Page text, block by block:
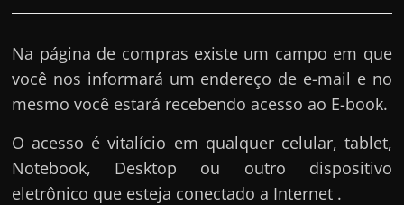
Na página de compras existe um campo em que
você nos informará um endereço de e-mail e no
mesmo você estará recebendo acesso ao E-book.
O acesso é vitalício em qualquer celular, tablet,
Notebook, Desktop ou outro dispositivo
eletrônico que esteja conectado a Internet .